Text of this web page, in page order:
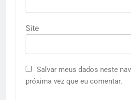
Site
Salvar meus dados neste
próxima vez que eu comentar.